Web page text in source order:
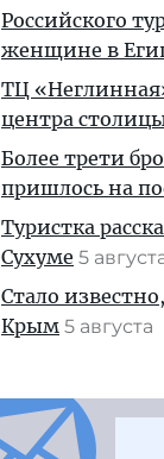
Российского
женщине в
ТЦ
центра
Более трети
пришлось на
Туристка
Сухуме 5
Стало
Крым 5 августа